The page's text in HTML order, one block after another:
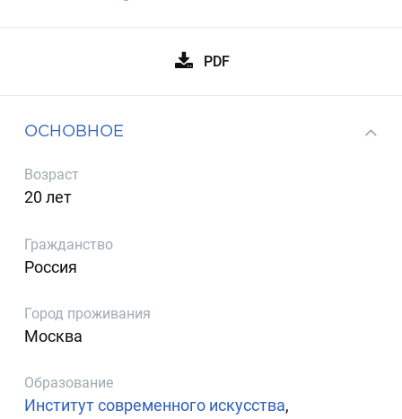
PDF
ОСНОВНОЕ
Возраст
20 лет
Гражданство
Россия
Город проживания
Москва
Образование
Институт современного искусства,